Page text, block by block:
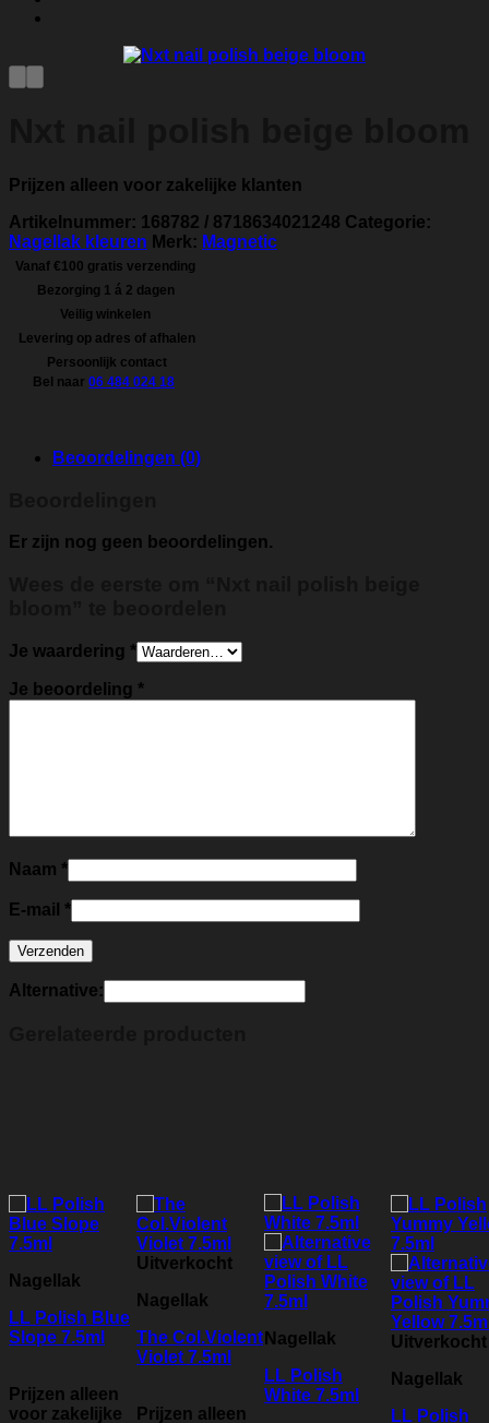
Prijzen alleen voor zakelijke klanten
Artikelnummer: 168782 / 8718634021248 Categorie:
Nagellak kleuren Merk: Magnetic
Vanaf €100 gratis verzending
Bezorging 1 á 2 dagen
Veilig winkelen
Levering op adres of afhalen
Persoonlijk contact
Bel naar 06 484 024 18
Beoordelingen (0)
Er zijn nog geen beoordelingen.
Je waardering *
Je beoordeling *
Naam *
E-mail *
Alternative:
Nagellak
LL Polish Blue
Slope 7.5ml
Prijzen alleen
voor zakelijke
Uitverkocht
Nagellak
The Col.Violent
Violet 7.5ml
Prijzen alleen
Nagellak
LL Polish
White 7.5ml
Uitverkocht
Nagellak
LL Polish